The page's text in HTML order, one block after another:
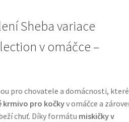
Sheba variace
v omáčce –
pro chovatele a domácnosti, které
krmivo pro kočkyv omáčce a
chuť. Díky formátu miskičky v